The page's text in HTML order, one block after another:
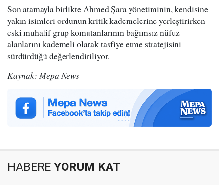
Son atamayla birlikte Ahmed Şara yönetiminin, kendisine
yakın isimleri ordunun kritik kademelerine yerleştirirken
eski muhalif grup komutanlarının bağımsız nüfuz
alanlarını kademeli olarak tasfiye etme stratejisini
sürdürdüğü değerlendiriliyor.
Kaynak: Mepa News
HABERE YORUM KAT